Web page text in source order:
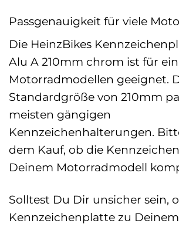
Passgenauigkeit für viele
Die HeinzBikes
Alu A 210mm chrom ist für
Motorradmodellen geeignet.
Standardgröße von 210mm
meisten gängigen
Kennzeichenhalterungen.
dem Kauf, ob die
Deinem Motorradmodell
Solltest Du Dir unsicher sein,
Kennzeichenplatte zu